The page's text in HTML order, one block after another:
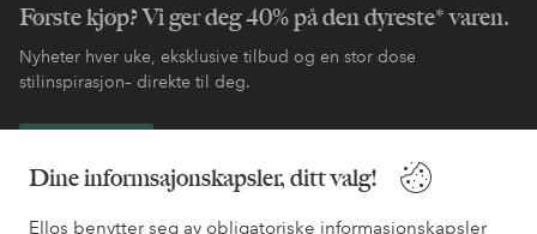
Dine informsajonskapsler, ditt valg!
Ellos benytter seg av obligatoriske informasjonskapsler
Første kjøp? Vi ger deg 40% på den dyreste* varen.
Nyheter hver uke, eksklusive tilbud og en stor dose
stilinspirasjon– direkte til deg.